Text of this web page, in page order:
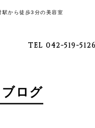
から徒歩3分の美容室
TEL 042-519-5126
ログ